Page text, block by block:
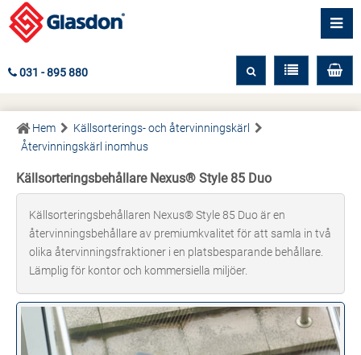
031 - 895 880
Hem
Källsorterings- och återvinningskärl
Återvinningskärl inomhus
Källsorteringsbehållare Nexus® Style 85 Duo
Källsorteringsbehållaren Nexus® Style 85 Duo är en
återvinningsbehållare av premiumkvalitet för att samla in två
olika återvinningsfraktioner i en platsbesparande behållare.
Lämplig för kontor och kommersiella miljöer.